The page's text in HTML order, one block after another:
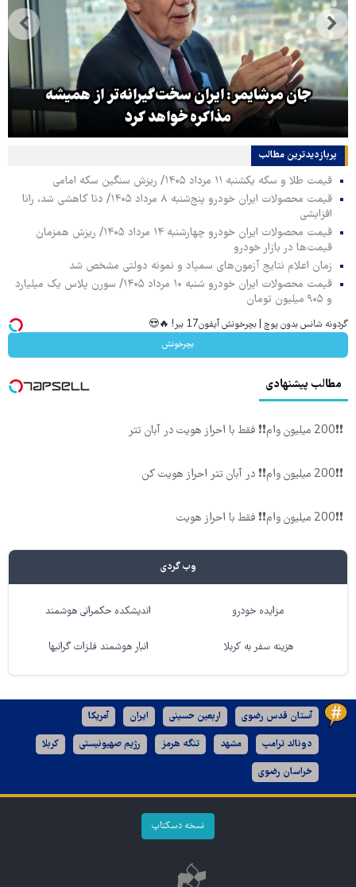
جان مرشایمر: ایران سخت‌گیرانه‌تر از همیشه
مذاکره خواهد کرد
پربازدیدترین‌ مطالب
قیمت طلا و سکه یکشنبه ۱۱ مرداد ۱۴۰۵/ ریزش سنگین سکه امامی
قیمت محصولات ایران خودرو پنج‌شنبه ۸ مرداد ۱۴۰۵/ دنا کاهشی شد، رانا
افزایشی
قیمت محصولات ایران خودرو چهارشنبه ۱۴ مرداد ۱۴۰۵/ ریزش همزمان
قیمت‌ها در بازار خودرو
زمان اعلام نتایج آزمون‌های سمپاد و نمونه دولتی مشخص شد
قیمت محصولات ایران خودرو شنبه ۱۰ مرداد ۱۴۰۵/ سورن پلاس یک میلیارد
و ۹۰۵ میلیون تومان
گردونه شانس بدون پوچ | بچرخونش آیفون17 ببر! 🔥😍
بچرخونش
مطالب پیشنهادی
❗❗200 میلیون وام❗❗ فقط با احراز هویت در آبان تتر
❗❗200 میلیون وام❗❗ در آبان تتر احراز هویت کن
❗❗200 میلیون وام❗❗ فقط با احراز هویت
وب گردی
مزایده خودرو اندیشکده حکمرانی هوشمند
هزینه سفر به کربلا انبار هوشمند فلزات گرانبها
آستان قدس رضوی اربعین حسینی ایران آمریکا
دونالد ترامپ مشهد تنگه هرمز رژیم صهیونیستی کربلا
خراسان رضوی
نسخه دسکتاپ